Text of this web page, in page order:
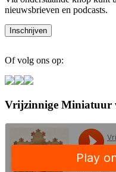
nieuwsbrieven en podcasts.
Of volg ons op:
Vrijzinnige Miniatuur